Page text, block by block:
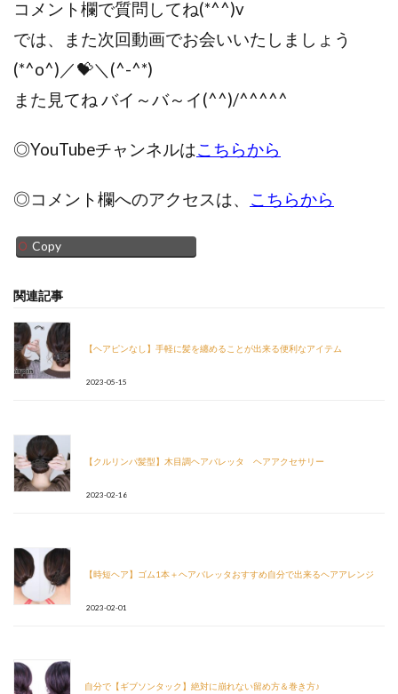
コメント欄で質問してね(*^^)v
では、また次回動画でお会いいたしましょう
(*^o^)／💝＼(^-^*)
また見てね バイ～バ～イ(^^)/^^^^^
◎YouTubeチャンネルはこちらから
◎コメント欄へのアクセスは、 こちらから
Copy
関連記事
【ヘアピンなし】手軽に髪を纏めることが出来る便利なアイテム
2023-05-15
【クルリンパ髪型】木目調ヘアバレッタ ヘアアクセサリー
2023-02-16
【時短ヘア】ゴム1本＋ヘアバレッタおすすめ自分で出来るヘアアレンジ
2023-02-01
自分で【ギブソンタック】絶対に崩れない留め方＆巻き方♪